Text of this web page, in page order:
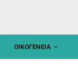
ΟΙΚΟΓΕΝΕΙΑ